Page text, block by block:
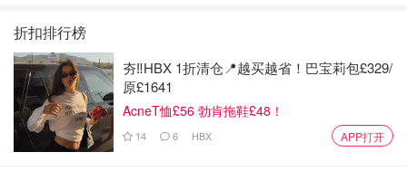
折扣排行榜
夯‼️HBX 1折清仓📍越买越省！巴宝莉包£329/
原£1641
AcneT恤£56 勃肯拖鞋£48！
14 6 HBX APP打开